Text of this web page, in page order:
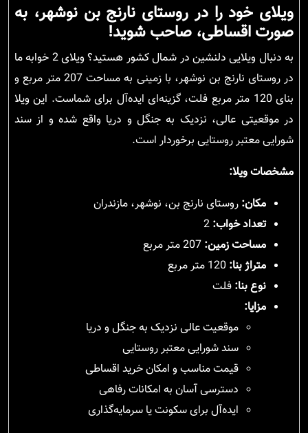
ویلای خود را در روستای نارنج بن نوشهر، به
صورت اقساطی، صاحب شوید!
به دنبال ویلایی دلنشین در شمال کشور هستید؟ ویلای 2 خوابه ما
در روستای نارنج بن نوشهر، با زمینی به مساحت 207 متر مربع و
بنای 120 متر مربع فلت، گزینه‌ای ایده‌آل برای شماست. این ویلا
در موقعیتی عالی، نزدیک به جنگل و دریا واقع شده و از سند
شورایی معتبر روستایی برخوردار است.
مشخصات ویلا:
مکان: روستای نارنج بن، نوشهر، مازندران
تعداد خواب:
مساحت زمین:
متراژ بنا:
نوع بنا: فلت
مزایا:
موقعیت عالی نزدیک به جنگل و دریا
سند شورایی معتبر روستایی
قیمت مناسب و امکان خرید اقساطی
دسترسی آسان به امکانات رفاهی
ایده‌آل برای سکونت یا سرمایه‌گذاری